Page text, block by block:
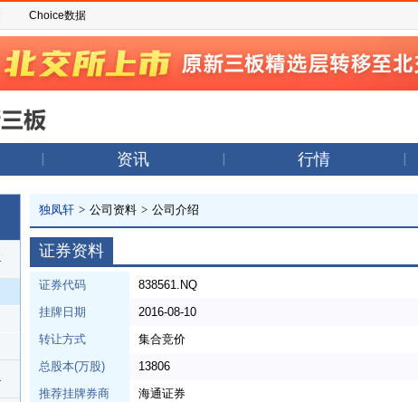
Choice数据
资讯 行情
独凤轩 > 公司资料 > 公司介绍
证券资料
证券代码
838561.NQ
挂牌日期
2016-08-10
转让方式
集合竞价
总股本(万股)
13806
推荐挂牌券商
海通证券